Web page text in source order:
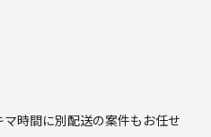
時間に別配送の案件もお任せ